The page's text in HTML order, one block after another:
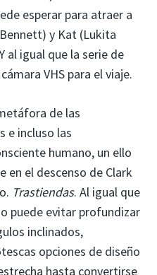
esperar para atraer a
y Kat (Lukita
al igual que la serie de
VHS para el viaje.
de las
e incluso las
humano, un ello
en el descenso de Clark
Trastiendas. Al igual que
puede evitar profundizar
inclinados,
opciones de diseño
hasta convertirse